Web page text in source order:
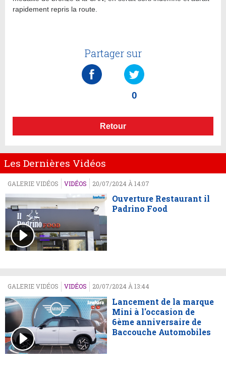
rapidement repris la route.
Partager sur
0
Retour
Les Dernières Vidéos
GALERIE VIDÉOS VIDÉOS 20/07/2024 À 14:07
Ouverture Restaurant il
Padrino Food
GALERIE VIDÉOS VIDÉOS 20/07/2024 À 13:44
Lancement de la marque
Mini à l'occasion de
6ème anniversaire de
Baccouche Automobiles